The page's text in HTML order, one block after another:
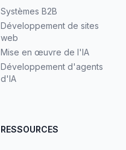
Systèmes B2B
Développement de sites
web
Mise en œuvre de l'IA
Développement d'agents
d'IA
RESSOURCES